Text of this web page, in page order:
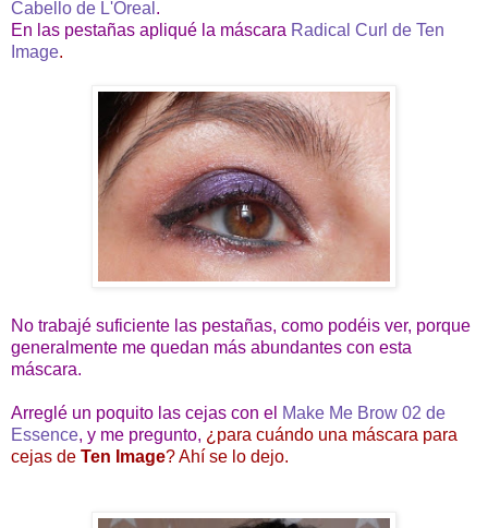
Cabello de L'Oreal .
En las pestañas apliqué la máscara Radical Curl de Ten
Image.
No trabajé suficiente las pestañas, como podéis ver, porque
generalmente me quedan más abundantes con esta
máscara.
Arreglé un poquito las cejas con el Make Me Brow 02 de
Essence, y me pregunto, ¿para cuándo una máscara para
cejas de Ten Image? Ahí se lo dejo.